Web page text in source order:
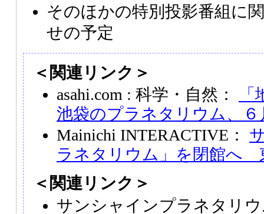
そのほかの特別投影番組に
せの予定
＜関連リンク＞
asahi.com : 科学・自然：
池袋のプラネタリウム、６
Mainichi INTERACTIVE：
ラネタリウム」を閉館へ
＜関連リンク＞
サンシャインプラネタリ